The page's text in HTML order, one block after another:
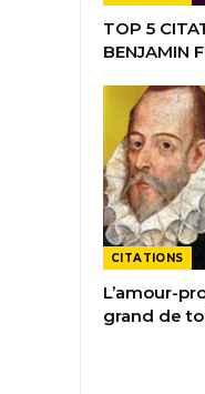
TOP 5
BENJAMIN
CITATIONS
L’amour-
grand de